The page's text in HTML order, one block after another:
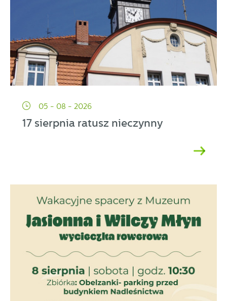
05 - 08 - 2026
17 sierpnia ratusz nieczynny